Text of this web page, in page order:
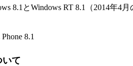
8.1とWindows RT 8.1（2014年4
8.1
いて